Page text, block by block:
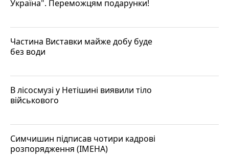
Україна". Переможцям подарунки!
Частина Виставки майже добу буде
без води
В лісосмузі у Нетішині виявили тіло
військового
Симчишин підписав чотири кадрові
розпорядження (ІМЕНА)